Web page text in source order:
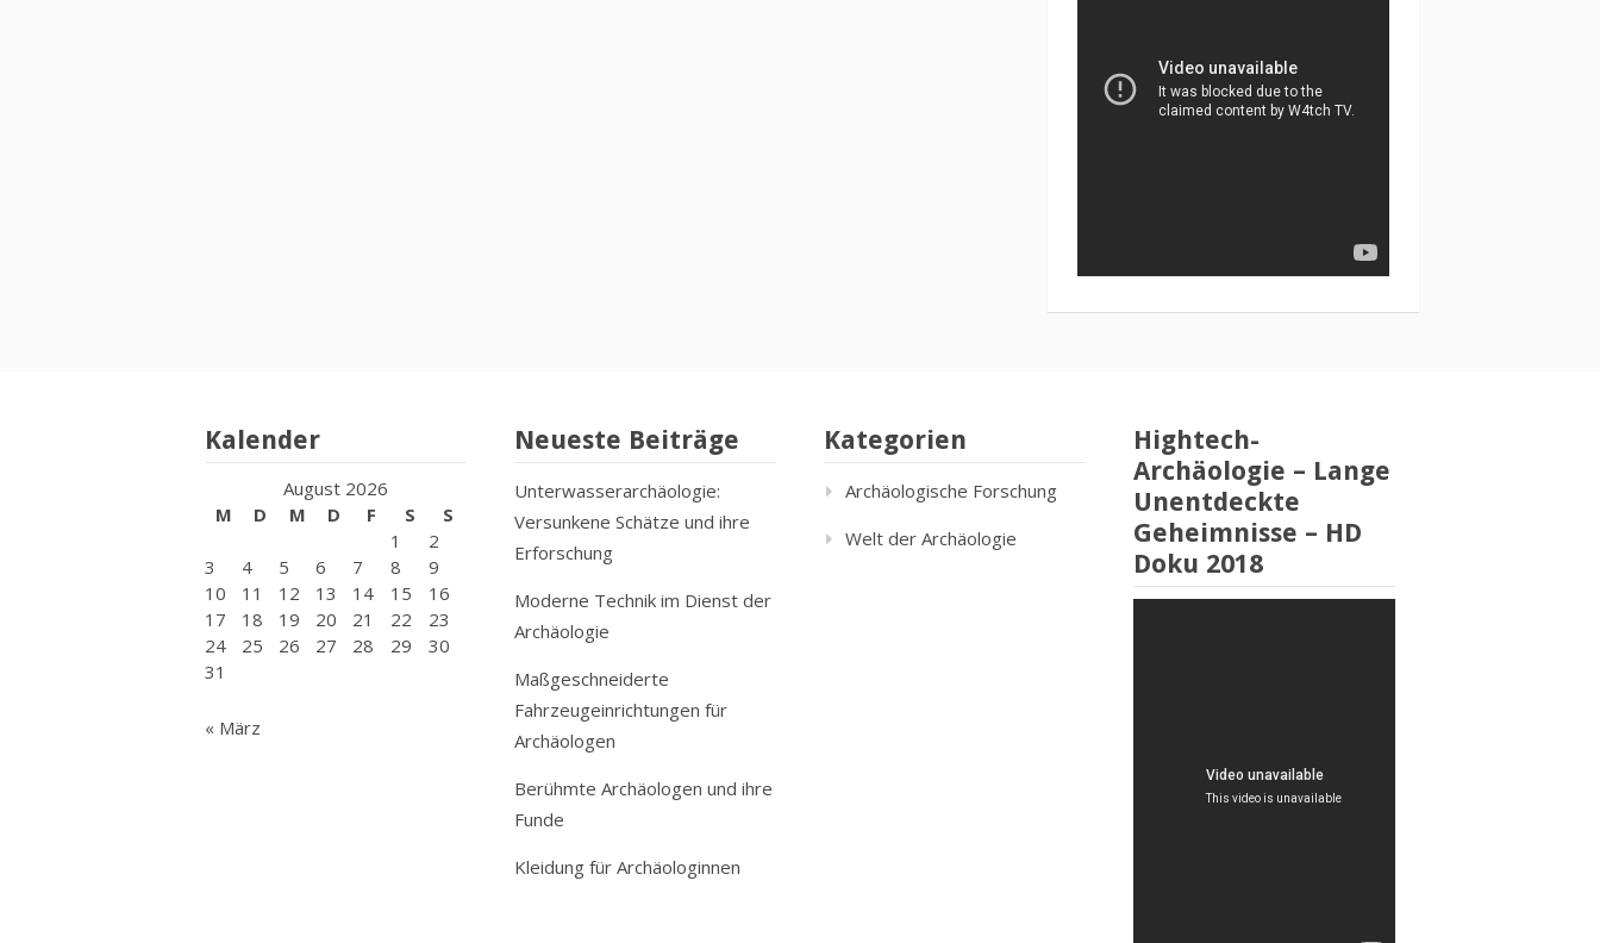
Kalender
August 2026
M
D M D F S
S
1
2
3
4 5 6 7 8
9
10
11 12 13 14 15
16
17
18 19 20 21 22
23
24
25 26 27 28 29
30
31
« März
Neueste Beiträge
Unterwasserarchäologie:
Versunkene Schätze und ihre
Erforschung
Moderne Technik im Dienst der
Archäologie
Maßgeschneiderte
Fahrzeugeinrichtungen für
Archäologen
Berühmte Archäologen und ihre
Funde
Kleidung für Archäologinnen
Kategorien
Archäologische Forschung
Welt der Archäologie
Hightech-
Archäologie – Lange
Unentdeckte
Geheimnisse – HD
Doku 2018